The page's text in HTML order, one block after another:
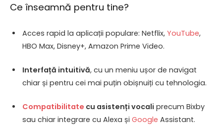
Ce înseamnă pentru tine?
Acces rapid la aplicații populare: Netflix, YouTube,
HBO Max, Disney+, Amazon Prime Video.
Interfață intuitivă, cu un meniu ușor de navigat
chiar și pentru cei mai puțin obișnuiți cu tehnologia.
Compatibilitate cu asistenți vocali precum Bixby
sau chiar integrare cu Alexa și Google Assistant.